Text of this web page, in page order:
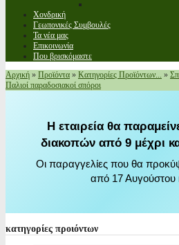
Χονδρική
Γεωπονικές Συμβουλές
Τα νέα μας
Επικοινωνία
Που βρισκόμαστε
Αρχική » Προϊόντα » Κατηγορίες Προϊόντων... »
Παλιοί παραδοσιακοί σπόροι
Η εταιρεία θα
διακοπών από 9 μέχρι
Οι παραγγελίες που θα
από 17 Αυγούστου
κατηγορίες προιόντων